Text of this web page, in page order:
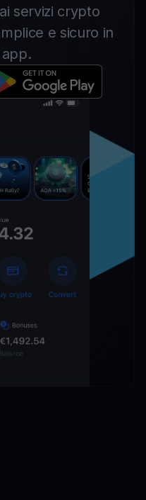
servizi crypto
e sicuro in
app.